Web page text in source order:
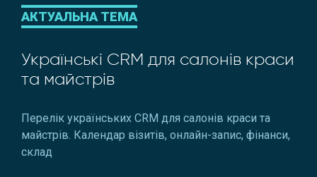
АКТУАЛЬНА ТЕМА
Українські CRM для салонів краси
та майстрів
Перелік українських CRM для салонів краси та
майстрів. Календар візитів, онлайн-запис, фінанси,
склад